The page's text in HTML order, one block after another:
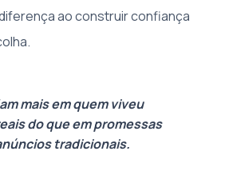
ao construir confiança
mais em quem viveu
do que em promessas
tradicionais.